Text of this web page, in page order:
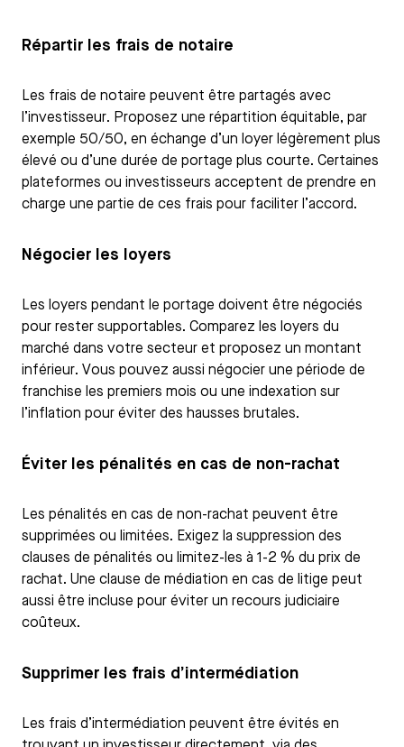
Répartir les frais de notaire
Les frais de notaire peuvent être partagés avec
l’investisseur. Proposez une répartition équitable, par
exemple 50/50, en échange d’un loyer légèrement plus
élevé ou d’une durée de portage plus courte. Certaines
plateformes ou investisseurs acceptent de prendre en
charge une partie de ces frais pour faciliter l’accord.
Négocier les loyers
Les loyers pendant le portage doivent être négociés
pour rester supportables. Comparez les loyers du
marché dans votre secteur et proposez un montant
inférieur. Vous pouvez aussi négocier une période de
franchise les premiers mois ou une indexation sur
l’inflation pour éviter des hausses brutales.
Éviter les pénalités en cas de non-rachat
Les pénalités en cas de non-rachat peuvent être
supprimées ou limitées. Exigez la suppression des
clauses de pénalités ou limitez-les à 1-2 % du prix de
rachat. Une clause de médiation en cas de litige peut
aussi être incluse pour éviter un recours judiciaire
coûteux.
Supprimer les frais d’intermédiation
Les frais d’intermédiation peuvent être évités en